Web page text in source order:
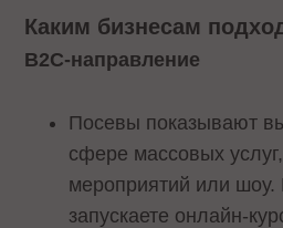
Каким бизнесам
B2C-направление
Посевы показывают
сфере массовых
мероприятий или
запускаете онлайн-